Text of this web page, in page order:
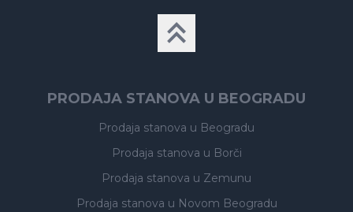
PRODAJA STANOVA U BEOGRADU
Prodaja stanova u Beogradu
Prodaja stanova u Borči
Prodaja stanova u Zemunu
Prodaja stanova u Novom Beogradu